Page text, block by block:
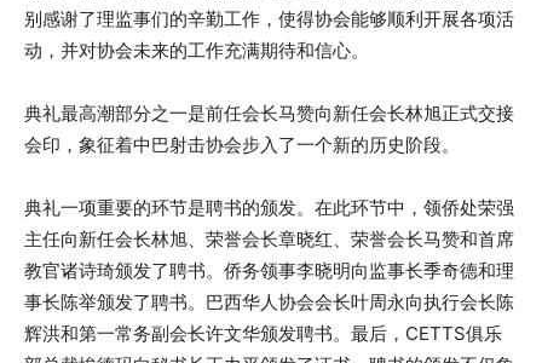
别感谢了理监事们的辛勤工作，使得协会能够顺利开展各项活
动，并对协会未来的工作充满期待和信心。
典礼最高潮部分之一是前任会长马赞向新任会长林旭正式交接
会印，象征着中巴射击协会步入了一个新的历史阶段。
典礼一项重要的环节是聘书的颁发。在此环节中，领侨处荣强
主任向新任会长林旭、荣誉会长章晓红、荣誉会长马赞和首席
教官诸诗琦颁发了聘书。侨务领事李晓明向监事长季奇德和理
事长陈举颁发了聘书。巴西华人协会会长叶周永向执行会长陈
辉洪和第一常务副会长许文华颁发聘书。最后，CETTS俱乐